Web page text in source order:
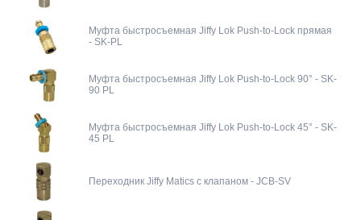
Муфта быстросъемная Jiffy Lok Push-to-Lock прямая
- SK-PL
Муфта быстросъемная Jiffy Lok Push-to-Lock 90° - SK-
90 PL
Муфта быстросъемная Jiffy Lok Push-to-Lock 45° - SK-
45 PL
Переходник Jiffy Matics с клапаном - JCB-SV